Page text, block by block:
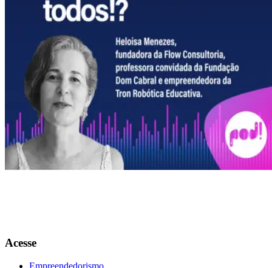
Copiar Link
WhatsApp
1.0
Heloisa Menezes, fundadora da Flow Consultoria e empreendedora
Tron Robótica Educativa, é a convidada do terceiro episódio da
temporada “O Mundo Mudou. E você?”, e fala sobre como os
pequenos negócios podem iniciar o processo de transformação digital.
Conseguiremos mudar nosso olhar sobre as tecnologias após a crise?
Confira o bate-papo completo!
Acesse